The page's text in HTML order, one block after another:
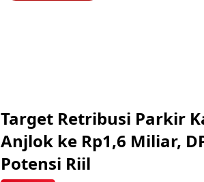
Target Retribusi Parkir
Anjlok ke Rp1,6 Miliar,
Potensi Riil